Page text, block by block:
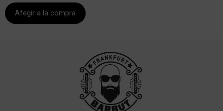
Afegir a la compra